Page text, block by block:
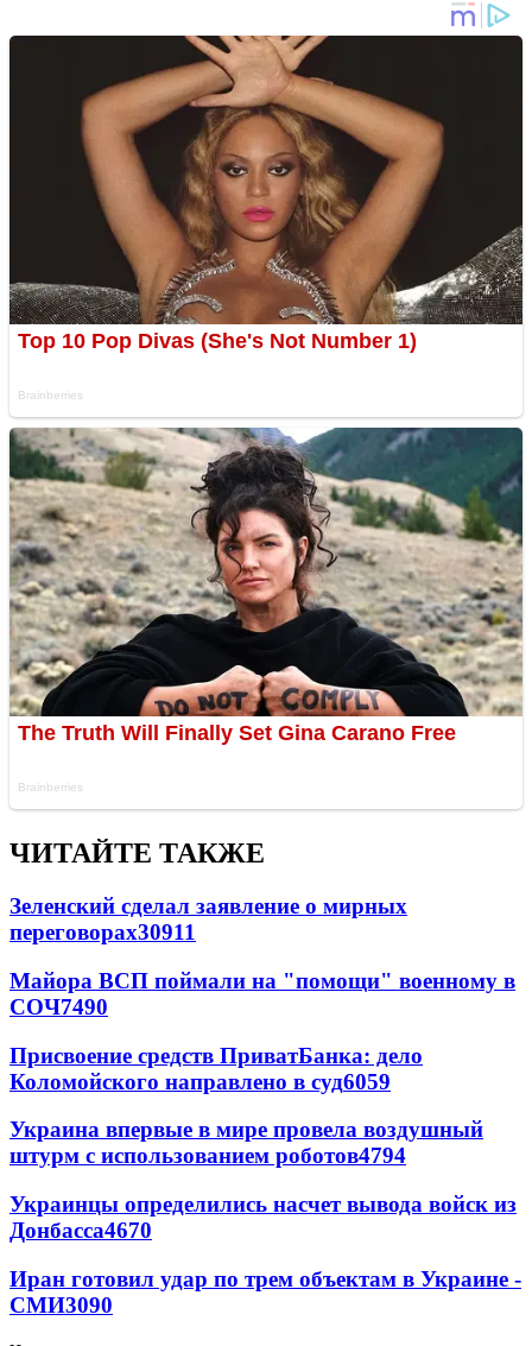
ЧИТАЙТЕ ТАКЖЕ
Зеленский сделал заявление о мирных
переговорах30911
Майора ВСП поймали на "помощи" военному в
СОЧ7490
Присвоение средств ПриватБанка: дело
Коломойского направлено в суд6059
Украина впервые в мире провела воздушный
штурм с использованием роботов4794
Украинцы определились насчет вывода войск из
Донбасса4670
Иран готовил удар по трем объектам в Украине -
СМИ3090